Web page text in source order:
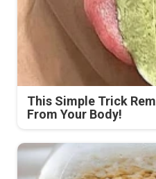
This Simple Trick
From Your Body!